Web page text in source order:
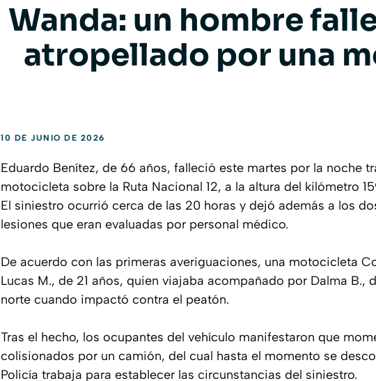
Wanda: un hombre
atropellado por una
10 DE JUNIO DE 2026
Eduardo Benítez, de 66 años, falleció este martes por la noche
motocicleta sobre la Ruta Nacional 12, a la altura del kilómetro
El siniestro ocurrió cerca de las 20 horas y dejó además a los
lesiones que eran evaluadas por personal médico.
De acuerdo con las primeras averiguaciones, una motocicleta
Lucas M., de 21 años, quien viajaba acompañado por Dalma
norte cuando impactó contra el peatón.
Tras el hecho, los ocupantes del vehículo manifestaron que
colisionados por un camión, del cual hasta el momento se
Policía trabaja para establecer las circunstancias del siniestro.